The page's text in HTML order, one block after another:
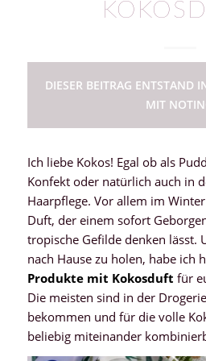
DIESER BEITRAG ENTSTAND
MIT
Ich liebe Kokos! Egal ob als
Konfekt oder natürlich auch in
Haarpflege. Vor allem im
Duft, der einem sofort
tropische Gefilde denken lässt.
nach Hause zu holen, habe ich
Produkte mit Kokosduft für
Die meisten sind in der
bekommen und für die volle
beliebig miteinander